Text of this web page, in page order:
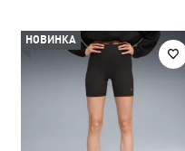
НОВИНКА